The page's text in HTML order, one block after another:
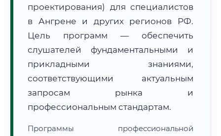
Расчет логистики оригиналов:
• Маршрут транзита:~1 820 км
• Экспресс-доставка СДЭК / Почтой:3–5 рабочих дней
📜 Документы и аккредитация
проектирования) для специалистов
в Ангрене и других регионов РФ.
Цель программ — обеспечить
слушателей фундаментальными и
прикладными знаниями,
соответствующими актуальным
запросам рынка и
профессиональным стандартам.
Программы профессиональной